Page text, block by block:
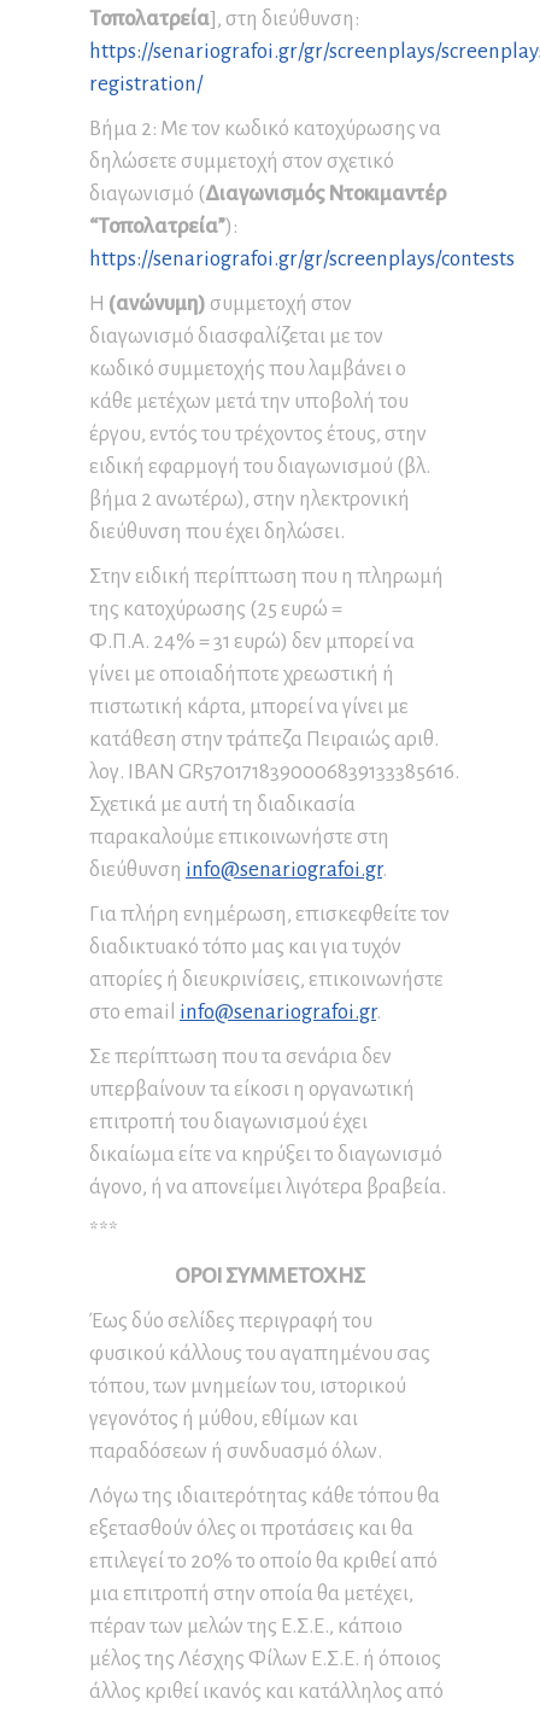
Τοπολατρεία], στη διεύθυνση:
https://senariografoi.gr/gr/screenplays/
registration/
Βήμα 2: Με τον κωδικό κατοχύρωσης να
δηλώσετε συμμετοχή στον σχετικό
διαγωνισμό (Διαγωνισμός Ντοκιμαντέρ
“Τοπολατρεία”):
https://senariografoi.gr/gr/screenplays/contests
Η (ανώνυμη) συμμετοχή στον
διαγωνισμό διασφαλίζεται με τον
κωδικό συμμετοχής που λαμβάνει ο
κάθε μετέχων μετά την υποβολή του
έργου, εντός του τρέχοντος έτους, στην
ειδική εφαρμογή του διαγωνισμού (βλ.
βήμα 2 ανωτέρω), στην ηλεκτρονική
διεύθυνση που έχει δηλώσει.
Στην ειδική περίπτωση που η πληρωμή
της κατοχύρωσης (25 ευρώ =
Φ.Π.Α. 24% = 31 ευρώ) δεν μπορεί να
γίνει με οποιαδήποτε χρεωστική ή
πιστωτική κάρτα, μπορεί να γίνει με
κατάθεση στην τράπεζα Πειραιώς αριθ.
λογ. IBAN GR5701718390006839133385616.
Σχετικά με αυτή τη διαδικασία
παρακαλούμε επικοινωνήστε στη
διεύθυνση info@senariografoi.gr.
Για πλήρη ενημέρωση, επισκεφθείτε τον
διαδικτυακό τόπο μας και για τυχόν
απορίες ή διευκρινίσεις, επικοινωνήστε
στο email info@senariografoi.gr.
Σε περίπτωση που τα σενάρια δεν
υπερβαίνουν τα είκοσι η οργανωτική
επιτροπή του διαγωνισμού έχει
δικαίωμα είτε να κηρύξει το διαγωνισμό
άγονο, ή να απονείμει λιγότερα βραβεία.
***
ΟΡΟΙ ΣΥΜΜΕΤΟΧΗΣ
Έως δύο σελίδες περιγραφή του
φυσικού κάλλους του αγαπημένου σας
τόπου, των μνημείων του, ιστορικού
γεγονότος ή μύθου, εθίμων και
παραδόσεων ή συνδυασμό όλων.
Λόγω της ιδιαιτερότητας κάθε τόπου θα
εξετασθούν όλες οι προτάσεις και θα
επιλεγεί το 20% το οποίο θα κριθεί από
μια επιτροπή στην οποία θα μετέχει,
πέραν των μελών της Ε.Σ.Ε., κάποιο
μέλος της Λέσχης Φίλων Ε.Σ.Ε. ή όποιος
άλλος κριθεί ικανός και κατάλληλος από